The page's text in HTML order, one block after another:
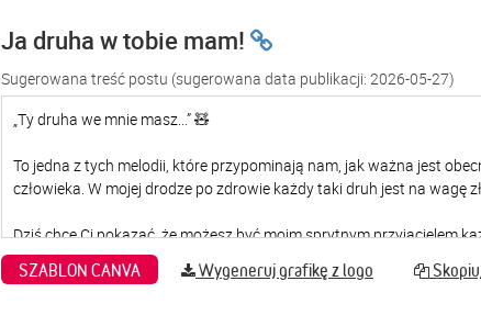
Ja druha w tobie mam!
Sugerowana treść postu (sugerowana data publikacji: 2026-05-27)
SZABLON CANVA Wygeneruj grafikę z logo